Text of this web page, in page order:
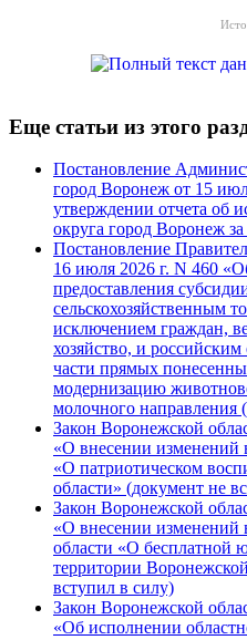
Еще статьи из этого
Постановление
город Воронеж от 15
утверждении отчета об
округа город Воронеж
Постановление
16 июля 2026 г. N 460
предоставления
сельскохозяйственным
исключением граждан,
хозяйство, и
части прямых
модернизацию
молочного
Закон Воронежской
«О внесении изменений
«О патриотическом
области» (документ не
Закон Воронежской
«О внесении изменений
области «О бесплатной
территории
вступил в силу)
Закон Воронежской
«Об исполнении